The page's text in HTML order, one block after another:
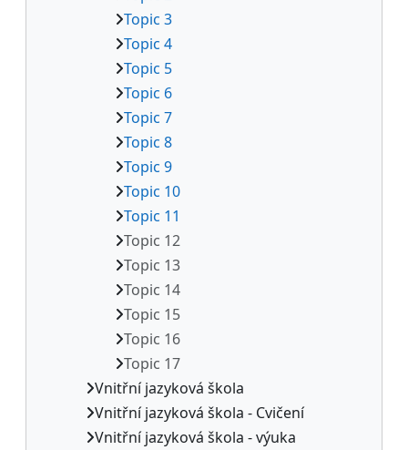
Topic 3
Topic 4
Topic 5
Topic 6
Topic 7
Topic 8
Topic 9
Topic 10
Topic 11
Topic 12
Topic 13
Topic 14
Topic 15
Topic 16
Topic 17
Vnitřní jazyková škola
Vnitřní jazyková škola - Cvičení
Vnitřní jazyková škola - výuka